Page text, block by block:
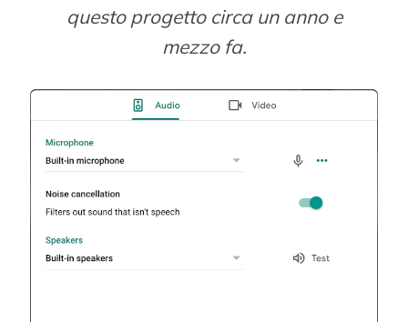
questo progetto circa un anno e
mezzo fa.